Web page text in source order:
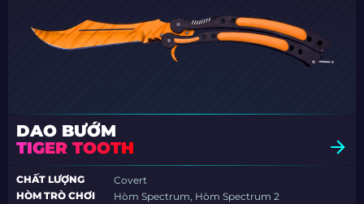
DAO BƯỚM
TIGER TOOTH
CHẤT LƯỢNG
Covert
HÒM TRÒ CHƠI
Hòm Spectrum, Hòm Spectrum 2